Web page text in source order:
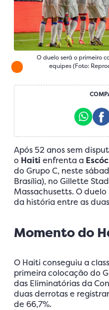
O duelo será o primeiro
equipes (Foto:
Após 52 anos sem
o Haiti enfrenta a
do Grupo C, neste
Brasília), no Gillette
Massachusetts. O
da história entre as
Momento do
O Haiti conseguiu a
primeira colocação do
das Eliminatórias da
duas derrotas e
de 66,7%.